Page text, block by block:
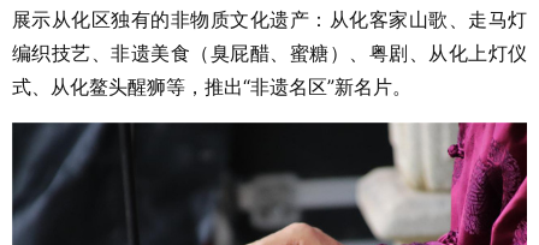
展示从化区独有的非物质文化遗产：从化客家山歌、走马灯
编织技艺、非遗美食（臭屁醋、蜜糖）、粤剧、从化上灯仪
式、从化鳌头醒狮等，推出“非遗名区”新名片。